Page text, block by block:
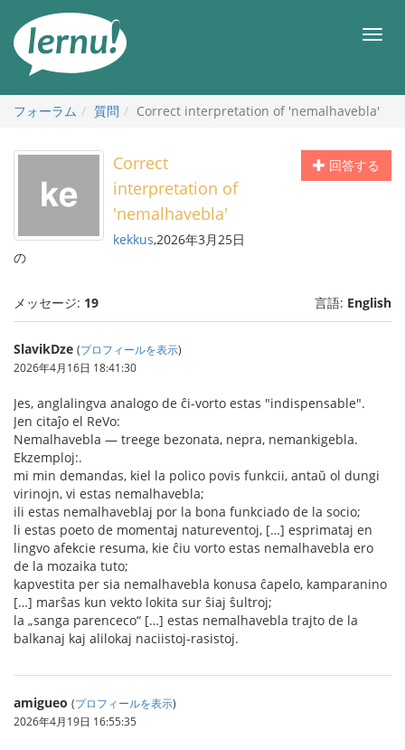
メ
フォーラム
質問 Correct interpretation of 'nemalhavebla'
回答する
Correct
interpretation of
'nemalhavebla'
kekkus,2026年3月25日
の
メッセージ: 19 言語: English
SlavikDze (プロフィールを表示)
2026年4月16日 18:41:30
Jes, anglalingva analogo de ĉi-vorto estas "indispensable".
Jen citaĵo el ReVo:
Nemalhavebla — treege bezonata, nepra, nemankigebla.
Ekzemploj:.
mi min demandas, kiel la polico povis funkcii, antaŭ ol dungi
virinojn, vi estas nemalhavebla;
ili estas nemalhaveblaj por la bona funkciado de la socio;
li estas poeto de momentaj natureventoj, […] esprimataj en
lingvo afekcie resuma, kie ĉiu vorto estas nemalhavebla ero
de la mozaika tuto;
kapvestita per sia nemalhavebla konusa ĉapelo, kamparanino
[…] marŝas kun vekto lokita sur ŝiaj ŝultroj;
la „sanga parenceco“ […] estas nemalhavebla trajto de la
balkanaj kaj alilokaj naciistoj-rasistoj.
amigueo (プロフィールを表示)
2026年4月19日 16:55:35